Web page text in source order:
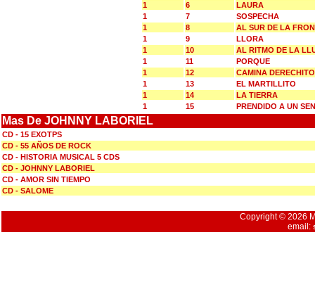
1
6
LAURA
1
7
SOSPECHA
1
8
AL SUR DE LA
1
9
LLORA
1
10
AL RITMO DE LA
1
11
PORQUE
1
12
CAMINA DERECHITO
1
13
EL MARTILLITO
1
14
LA TIERRA
1
15 PRENDIDO A UN
Mas De JOHNNY LABORIEL
CD - 15 EXOTPS
CD - 55 AÑOS DE ROCK
CD - HISTORIA MUSICAL 5 CDS
CD - JOHNNY LABORIEL
CD - AMOR SIN TIEMPO
CD - SALOME
Copyright © 2026
email: